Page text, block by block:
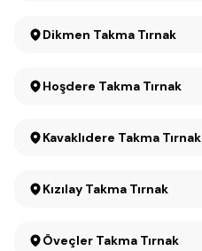
Dikmen Takma Tırnak
Hoşdere Takma Tırnak
Kavaklıdere Takma Tırnak
Kızılay Takma Tırnak
Öveçler Takma Tırnak